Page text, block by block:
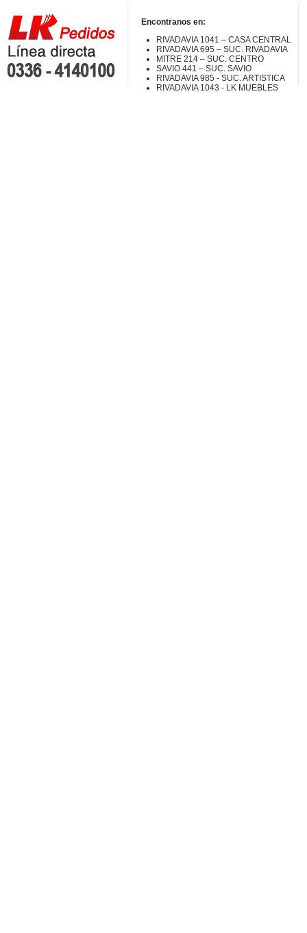
Encontranos en:
RIVADAVIA 1041 – CASA CENTRAL
RIVADAVIA 695 – SUC. RIVADAVIA
MITRE 214 – SUC. CENTRO
SAVIO 441 – SUC. SAVIO
RIVADAVIA 985 - SUC. ARTISTICA
RIVADAVIA 1043 - LK MUEBLES